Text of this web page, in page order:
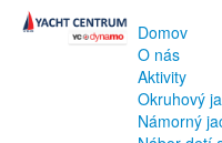
Domov
O nás
Aktivity
Okruhový
Námorný